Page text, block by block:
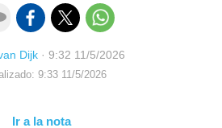
Dijk· 9:32 11/5/2026
9:33 11/5/2026
Ir a la nota